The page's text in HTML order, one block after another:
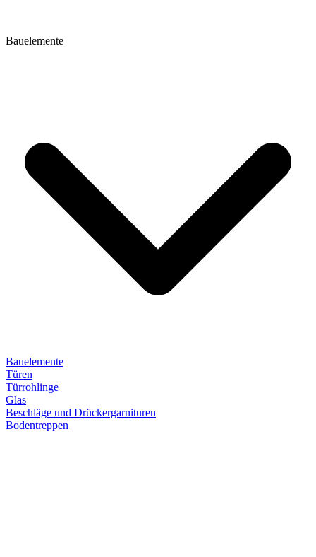
Bauelemente
Bauelemente
Türen
Türrohlinge
Glas
Beschläge und Drückergarnituren
Bodentreppen